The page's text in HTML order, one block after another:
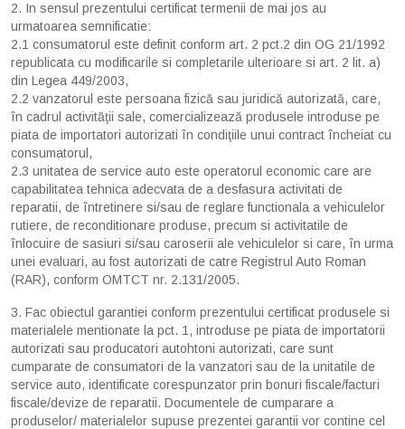
2. In sensul prezentului certificat termenii de mai jos au
urmatoarea semnificatie:
2.1 consumatorul este definit conform art. 2 pct.2 din OG 21/1992
republicata cu modificarile si completarile ulterioare si art. 2 lit. a)
din Legea 449/2003,
2.2 vanzatorul este persoana fizică sau juridică autorizată, care,
în cadrul activităţii sale, comercializează produsele introduse pe
piata de importatori autorizati în condiţiile unui contract încheiat cu
consumatorul,
2.3 unitatea de service auto este operatorul economic care are
capabilitatea tehnica adecvata de a desfasura activitati de
reparatii, de întretinere si/sau de reglare functionala a vehiculelor
rutiere, de reconditionare produse, precum si activitatile de
înlocuire de sasiuri si/sau caroserii ale vehiculelor si care, în urma
unei evaluari, au fost autorizati de catre Registrul Auto Roman
(RAR), conform OMTCT nr. 2.131/2005.
3. Fac obiectul garantiei conform prezentului certificat produsele si
materialele mentionate la pct. 1, introduse pe piata de importatorii
autorizati sau producatori autohtoni autorizati, care sunt
cumparate de consumatori de la vanzatori sau de la unitatile de
service auto, identificate corespunzator prin bonuri fiscale/facturi
fiscale/devize de reparatii. Documentele de cumparare a
produselor/ materialelor supuse prezentei garantii vor contine cel